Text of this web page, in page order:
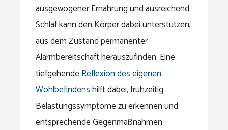
ausgewogener Ernährung und ausreichend
Schlaf kann den Körper dabei unterstützen,
aus dem Zustand permanenter
Alarmbereitschaft herauszufinden. Eine
tiefgehendeReflexion des eigenen
Wohlbefindenshilft dabei, frühzeitig
Belastungssymptome zu erkennen und
entsprechende Gegenmaßnahmen